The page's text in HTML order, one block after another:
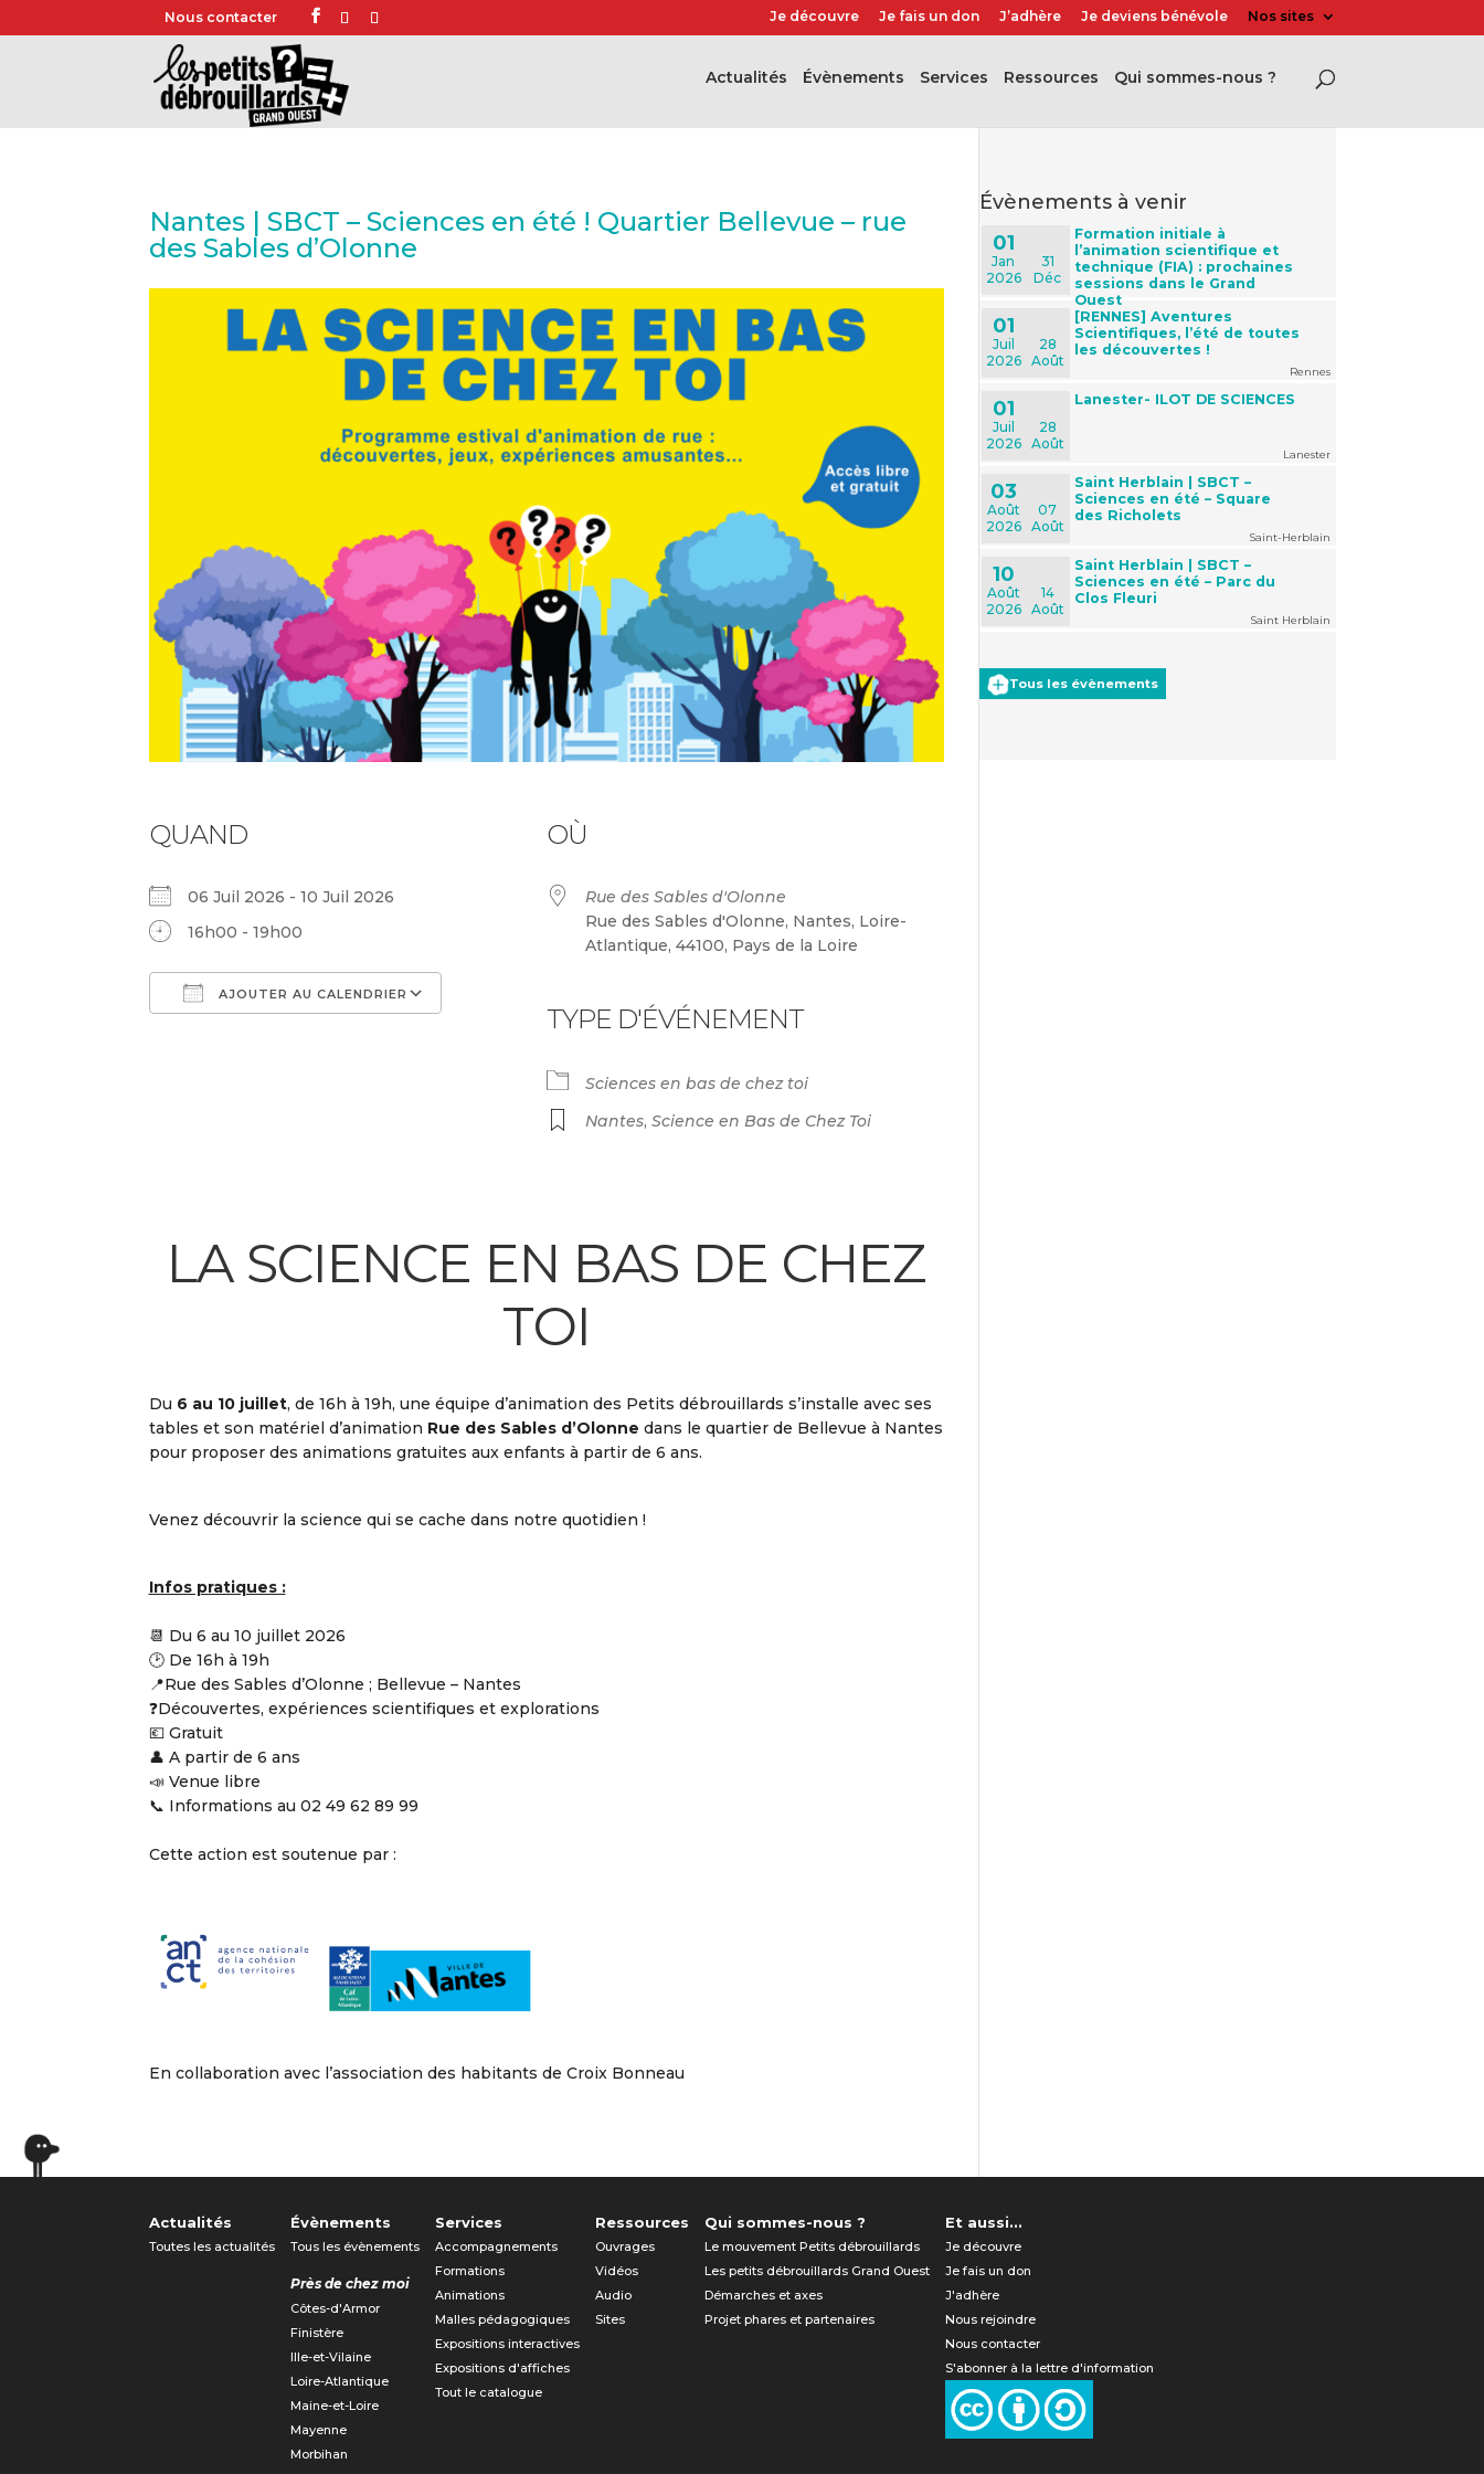
Nous contacter Je découvre Je fais un don J’adhère Je deviens bénévole Nos sites
Actualités évènements Services Ressources Qui sommes-nous ?
Nantes | SBCT – Sciences en été ! Quartier Bellevue – rue
des Sables d’Olonne
QUAND
06 Juil 2026 - 10 Juil 2026
16h00 - 19h00
AJOUTER AU CALENDRIER
Calendrier Google iCalendar
OÙ
Rue des Sables d'Olonne
Rue des Sables d'Olonne, Nantes, Loire-
Atlantique, 44100, Pays de la Loire
TYPE D'ÉVÉNEMENT
Sciences en bas de chez toi
Nantes, Science en Bas de Chez Toi
LA SCIENCE EN BAS DE CHEZ
TOI
Du 6 au 10 juillet, de 16h à 19h, une équipe d’animation des Petits débrouillards s’installe avec ses
tables et son matériel d’animation Rue des Sables d’Olonne dans le quartier de Bellevue à Nantes
pour proposer des animations gratuites aux enfants à partir de 6 ans.
Venez découvrir la science qui se cache dans notre quotidien !
Infos pratiques :
📆 Du 6 au 10 juillet 2026
🕑 De 16h à 19h
📍Rue des Sables d’Olonne ; Bellevue – Nantes
❓Découvertes, expériences scientifiques et explorations
💶 Gratuit
👤 A partir de 6 ans
📣 Venue libre
📞 Informations au 02 49 62 89 99
Cette action est soutenue par :
En collaboration avec l’association des habitants de Croix Bonneau
évènements à venir
01
Jan
2026
31
Déc
Formation initiale à
l’animation scientifique et
technique (FIA) : prochaines
sessions dans le Grand
Ouest
01
Juil
2026
28
Août
[RENNES] Aventures
Scientifiques, l’été de toutes
les découvertes !
Rennes
01
Juil
2026
28
Août
Lanester- ILOT DE SCIENCES
Lanester
03
Août
2026
07
Août
Saint Herblain | SBCT –
Sciences en été – Square
des Richolets
Saint-Herblain
10
Août
2026
14
Août
Saint Herblain | SBCT –
Sciences en été – Parc du
Clos Fleuri
Saint Herblain
Tous les évènements
Actualités
Toutes les actualités
Évènements
Tous les évènements
Près de chez moi
Côtes-d'Armor
Finistère
Ille-et-Vilaine
Loire-Atlantique
Maine-et-Loire
Mayenne
Morbihan
Services
Accompagnements
Formations
Animations
Malles pédagogiques
Expositions interactives
Expositions d'affiches
Tout le catalogue
Ressources
Ouvrages
Vidéos
Audio
Sites
Qui sommes-nous ?
Le mouvement Petits débrouillards
Les petits débrouillards Grand Ouest
Démarches et axes
Projet phares et partenaires
Et aussi...
Je découvre
Je fais un don
J'adhère
Nous rejoindre
Nous contacter
S'abonner à la lettre d'information